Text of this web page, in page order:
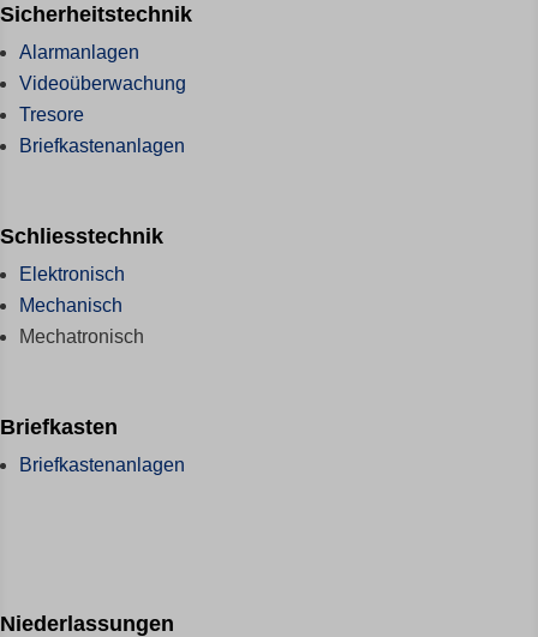
Sicherheitstechnik
Alarmanlagen
Videoüberwachung
Tresore
Briefkastenanlagen
Schliesstechnik
Elektronisch
Mechanisch
Mechatronisch
Briefkasten
Briefkastenanlagen
Niederlassungen